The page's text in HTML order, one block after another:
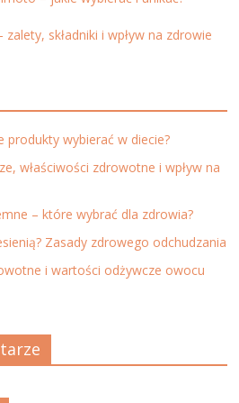
składniki i wpływ na zdrowie
produkty wybierać w diecie?
właściwości zdrowotne i wpływ na
– które wybrać dla zdrowia?
Zasady zdrowego odchudzania
i wartości odżywcze owocu